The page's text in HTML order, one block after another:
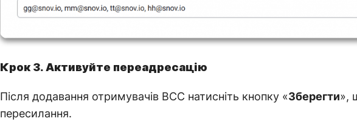
Крок 3. Активуйте переадресацію
Після додавання отримувачів BCC натисніть кнопку «Зберегти»,
пересилання.